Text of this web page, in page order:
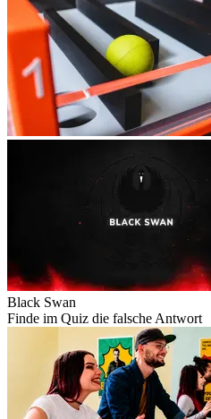
Black Swan
Finde im Quiz die falsche Antwort